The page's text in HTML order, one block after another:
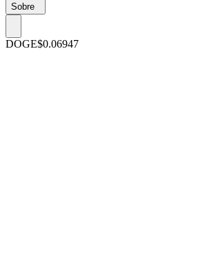
Sobre
DOGE$0.06947